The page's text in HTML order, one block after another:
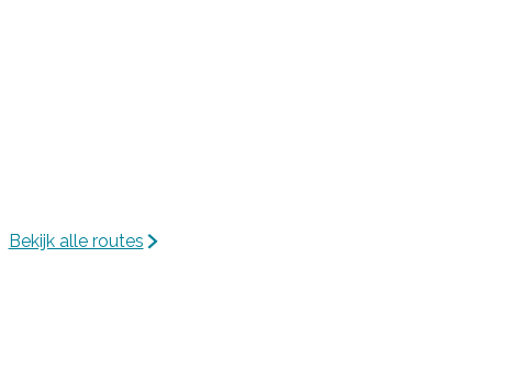
Bekijk alle routes